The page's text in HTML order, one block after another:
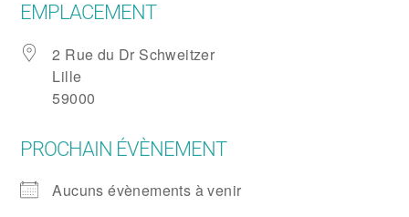
EMPLACEMENT
2 Rue du Dr Schweitzer
Lille
59000
PROCHAIN ÉVÈNEMENT
Aucuns évènements à venir